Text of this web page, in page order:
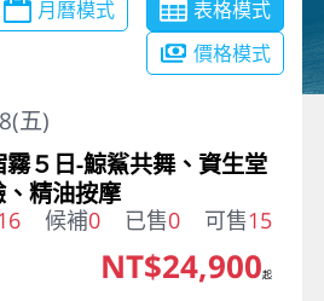
月曆模式
表格模式
價格模式
五)
霧５日-鯨鯊共舞、資生堂
精油按摩
16 候補0 已售0 可售15
NT$24,900起